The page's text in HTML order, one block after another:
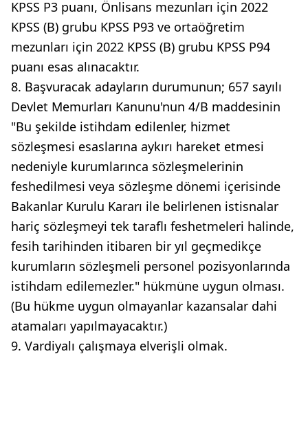
KPSS P3 puanı, Önlisans mezunları için 2022
KPSS (B) grubu KPSS P93 ve ortaöğretim
mezunları için 2022 KPSS (B) grubu KPSS P94
puanı esas alınacaktır.
8. Başvuracak adayların durumunun; 657 sayılı
Devlet Memurları Kanunu'nun 4/B maddesinin
"Bu şekilde istihdam edilenler, hizmet
sözleşmesi esaslarına aykırı hareket etmesi
nedeniyle kurumlarınca sözleşmelerinin
feshedilmesi veya sözleşme dönemi içerisinde
Bakanlar Kurulu Kararı ile belirlenen istisnalar
hariç sözleşmeyi tek taraflı feshetmeleri halinde,
fesih tarihinden itibaren bir yıl geçmedikçe
kurumların sözleşmeli personel pozisyonlarında
istihdam edilemezler." hükmüne uygun olması.
(Bu hükme uygun olmayanlar kazansalar dahi
atamaları yapılmayacaktır.)
9. Vardiyalı çalışmaya elverişli olmak.